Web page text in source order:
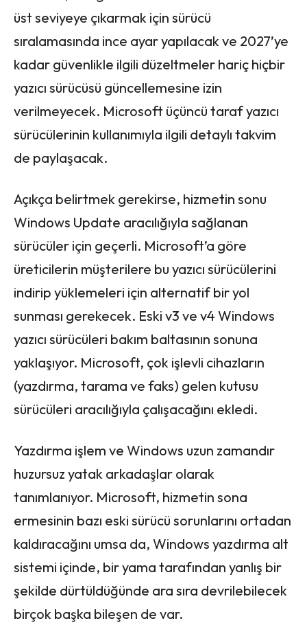
üst seviyeye çıkarmak için sürücü
sıralamasında ince ayar yapılacak ve 2027’ye
kadar güvenlikle ilgili düzeltmeler hariç hiçbir
yazıcı sürücüsü güncellemesine izin
verilmeyecek. Microsoft üçüncü taraf yazıcı
sürücülerinin kullanımıyla ilgili detaylı takvim
de paylaşacak.
Açıkça belirtmek gerekirse, hizmetin sonu
Windows Update aracılığıyla sağlanan
sürücüler için geçerli. Microsoft’a göre
üreticilerin müşterilere bu yazıcı sürücülerini
indirip yüklemeleri için alternatif bir yol
sunması gerekecek. Eski v3 ve v4 Windows
yazıcı sürücüleri bakım baltasının sonuna
yaklaşıyor. Microsoft, çok işlevli cihazların
(yazdırma, tarama ve faks) gelen kutusu
sürücüleri aracılığıyla çalışacağını ekledi.
Yazdırma işlem ve Windows uzun zamandır
huzursuz yatak arkadaşlar olarak
tanımlanıyor. Microsoft, hizmetin sona
ermesinin bazı eski sürücü sorunlarını ortadan
kaldıracağını umsa da, Windows yazdırma alt
sistemi içinde, bir yama tarafından yanlış bir
şekilde dürtüldüğünde ara sıra devrilebilecek
birçok başka bileşen de var.